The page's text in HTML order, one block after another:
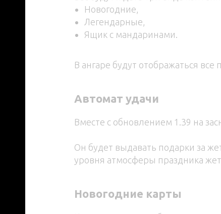
Новогодние,
Легендарные,
Ящик с мандаринами.
В ангаре будут отображаться
Автомат удачи
Вместе с обновлением 1.39 на
Он будет выдавать подарки за
уровня атмосферы праздника
Новогодние карты